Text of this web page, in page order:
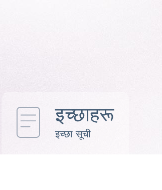
इच्छाहरू
इच्छा सूची